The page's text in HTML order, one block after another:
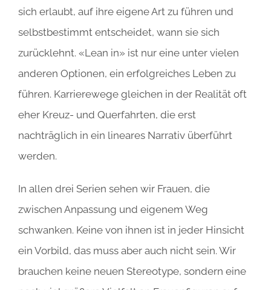
sich erlaubt, auf ihre eigene Art zu führen und
selbstbestimmt entscheidet, wann sie sich
zurücklehnt. «Lean in» ist nur eine unter vielen
anderen Optionen, ein erfolgreiches Leben zu
führen. Karrierewege gleichen in der Realität oft
eher Kreuz- und Querfahrten, die erst
nachträglich in ein lineares Narrativ überführt
werden.
In allen drei Serien sehen wir Frauen, die
zwischen Anpassung und eigenem Weg
schwanken. Keine von ihnen ist in jeder Hinsicht
ein Vorbild, das muss aber auch nicht sein. Wir
brauchen keine neuen Stereotype, sondern eine